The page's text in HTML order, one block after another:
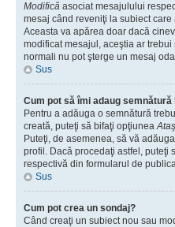
Modifică asociat mesajulului
mesaj când reveniţi la subiect
Aceasta va apărea doar dacă
modificat mesajul, aceştia ar
normali nu pot şterge un mesaj
Sus
Cum pot să îmi adaug semnătură
Pentru a adăuga o semnătură
creată, puteţi să bifaţi opţiunea
Puteţi, de asemenea, să vă
profil. Dacă procedaţi astfel, puteţi
respectivă din formularul de
Sus
Cum pot crea un sondaj?
Când creaţi un subiect nou sau